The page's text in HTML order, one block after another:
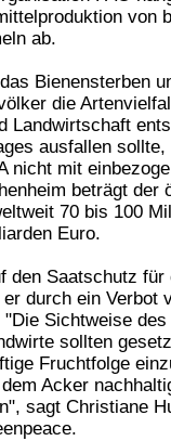
von
ab.
Bienensterben
die
Landwirtschaft
ausfallen
nicht mit
beträgt der
70 bis 100
Euro.
den Saatschutz für
durch ein Verbot
Sichtweise
sollten
Fruchtfolge
Acker
sagt Christiane